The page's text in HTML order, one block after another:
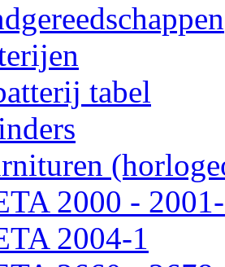
tabel
2000 -
2004-1